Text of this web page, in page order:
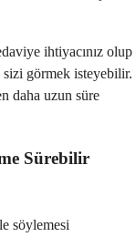
ihtiyacınız olup
sizi görmek isteyebilir.
daha uzun süre
Sürebilir
söylemesi